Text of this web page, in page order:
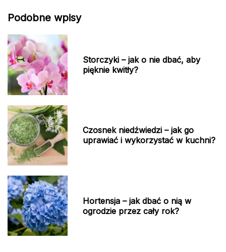
Podobne wpisy
Storczyki – jak o nie dbać, aby
pięknie kwitły?
Czosnek niedźwiedzi – jak go
uprawiać i wykorzystać w kuchni?
Hortensja – jak dbać o nią w
ogrodzie przez cały rok?